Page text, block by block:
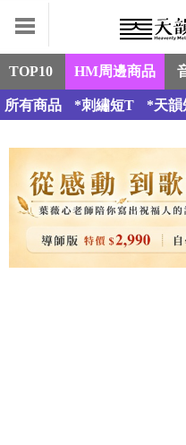
TOP10 HM周邊商品
所有商品 *刺繡短T *天韻